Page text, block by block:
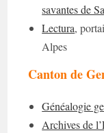
savantes de
Lectura,
Alpes
Canton de
Généalogie
Archives de